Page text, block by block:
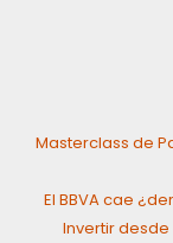
Masterclass de
El BBVA cae
Invertir